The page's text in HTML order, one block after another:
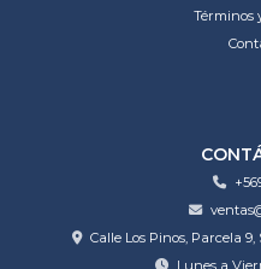
Términos
Calle Los Pinos, Parcela
Lunes a